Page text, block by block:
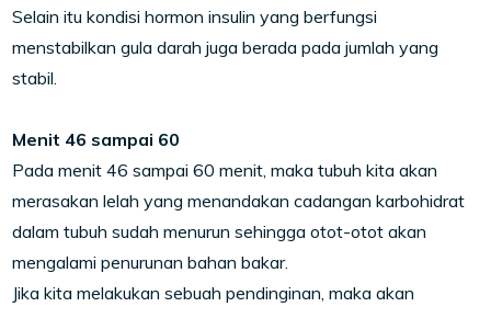
Selain itu kondisi hormon insulin yang berfungsi
menstabilkan gula darah juga berada pada jumlah yang
stabil.
Menit 46 sampai 60
Pada menit 46 sampai 60 menit, maka tubuh kita akan
merasakan lelah yang menandakan cadangan karbohidrat
dalam tubuh sudah menurun sehingga otot-otot akan
mengalami penurunan bahan bakar.
Jika kita melakukan sebuah pendinginan, maka akan